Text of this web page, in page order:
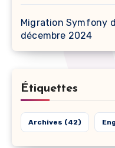
Migration Symfony
décembre 2024
Étiquettes
Archives (42)